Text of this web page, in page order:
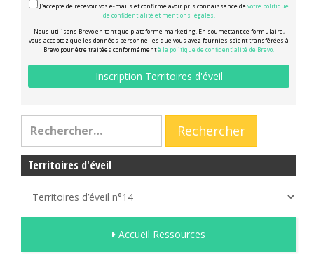
J'accepte de recevoir vos e-mails et confirme avoir pris connaissance de votre politique
de confidentialité et mentions légales.
Nous utilisons Brevo en tant que plateforme marketing. En soumettant ce formulaire,
vous acceptez que les données personnelles que vous avez fournies soient transférées à
Brevo pour être traitées conformémentà la politique de confidentialité de Brevo.
Territoires d'éveil
Accueil Ressources